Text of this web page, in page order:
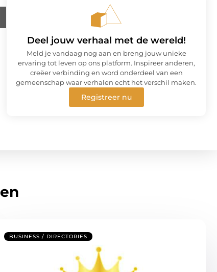
Deel jouw verhaal met de wereld!
Meld je vandaag nog aan en breng jouw unieke
ervaring tot leven op ons platform. Inspireer anderen,
creëer verbinding en word onderdeel van een
gemeenschap waar verhalen echt het verschil maken.
Registreer nu
BUSINESS / DIRECTORIES